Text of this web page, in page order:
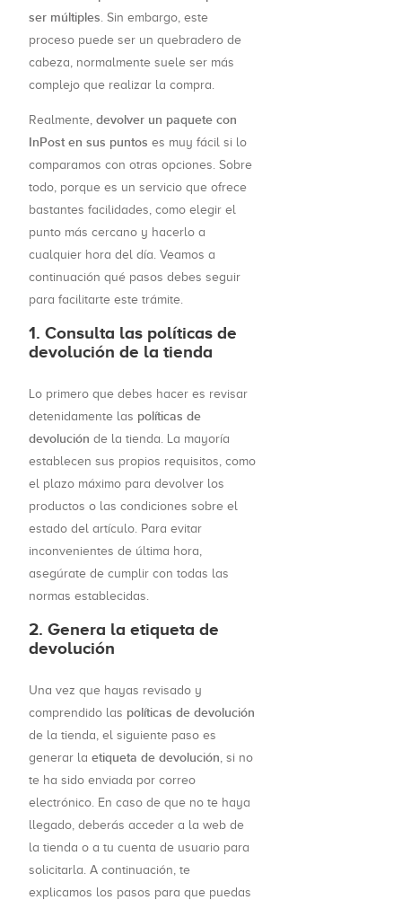
ser múltiples. Sin embargo, este
proceso puede ser un quebradero de
cabeza, normalmente suele ser más
complejo que realizar la compra.
Realmente, devolver un paquete con
InPost en sus puntos es muy fácil si lo
comparamos con otras opciones. Sobre
todo, porque es un servicio que ofrece
bastantes facilidades, como elegir el
punto más cercano y hacerlo a
cualquier hora del día. Veamos a
continuación qué pasos debes seguir
para facilitarte este trámite.
1. Consulta las políticas de
devolución de la tienda
Lo primero que debes hacer es revisar
detenidamente las políticas de
devolución de la tienda. La mayoría
establecen sus propios requisitos, como
el plazo máximo para devolver los
productos o las condiciones sobre el
estado del artículo. Para evitar
inconvenientes de última hora,
asegúrate de cumplir con todas las
normas establecidas.
2. Genera la etiqueta de
devolución
Una vez que hayas revisado y
comprendido las políticas de devolución
de la tienda, el siguiente paso es
generar la etiqueta de devolución, si no
te ha sido enviada por correo
electrónico. En caso de que no te haya
llegado, deberás acceder a la web de
la tienda o a tu cuenta de usuario para
solicitarla. A continuación, te
explicamos los pasos para que puedas